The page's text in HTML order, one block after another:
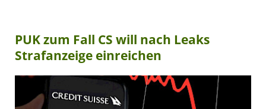
PUK zum Fall CS will nach Leaks
Strafanzeige einreichen